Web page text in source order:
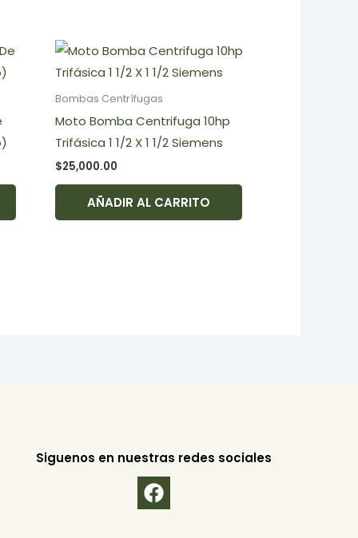
Bombas Centrífugas
Moto Bomba Centrifuga 10hp
Trifásica 1 1/2 X 1 1/2 Siemens
$25,000.00
AÑADIR AL CARRITO
Siguenos en nuestras redes sociales